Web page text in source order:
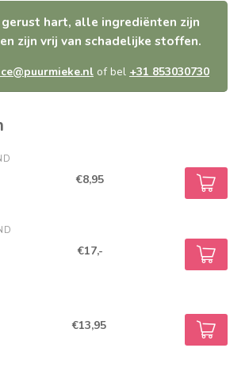
hart, alle ingrediënten zijn
zijn vrij van schadelijke stoffen.
of bel +31 853030730
€8,95
€17,-
€13,95